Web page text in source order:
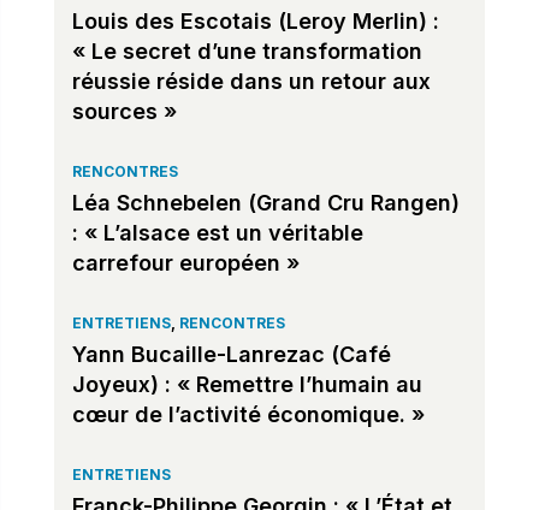
Louis des Escotais (Leroy Merlin) :
« Le secret d’une transformation
réussie réside dans un retour aux
sources »
RENCONTRES
Léa Schnebelen (Grand Cru Rangen)
: « L’alsace est un véritable
carrefour européen »
ENTRETIENS, RENCONTRES
Yann Bucaille-Lanrezac (Café
Joyeux) : « Remettre l’humain au
cœur de l’activité économique. »
ENTRETIENS